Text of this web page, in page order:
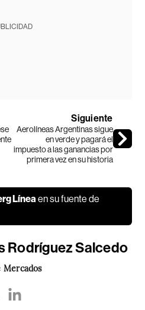
Siguiente
Aerolíneas Argentinas sigue
en verde y pagará el
impuesto a las ganancias por
primera vez en su historia
Líneaen su fuente de
Rodríguez Salcedo